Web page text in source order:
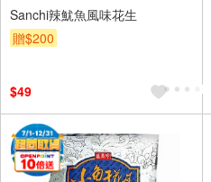
Sanchi辣魷魚風味花生
贈$200
$49